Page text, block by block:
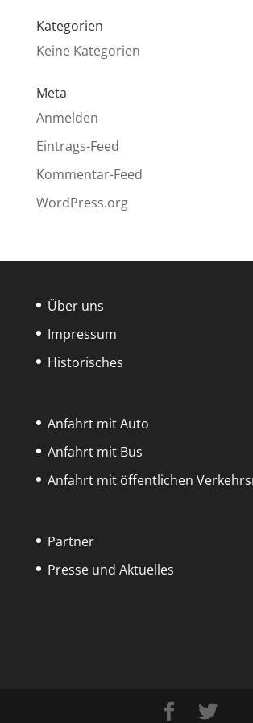
Kategorien
Keine Kategorien
Meta
Anmelden
Eintrags-Feed
Kommentar-Feed
WordPress.org
Über uns
Impressum
Historisches
Anfahrt mit Auto
Anfahrt mit Bus
Anfahrt mit öffentlichen
Partner
Presse und Aktuelles